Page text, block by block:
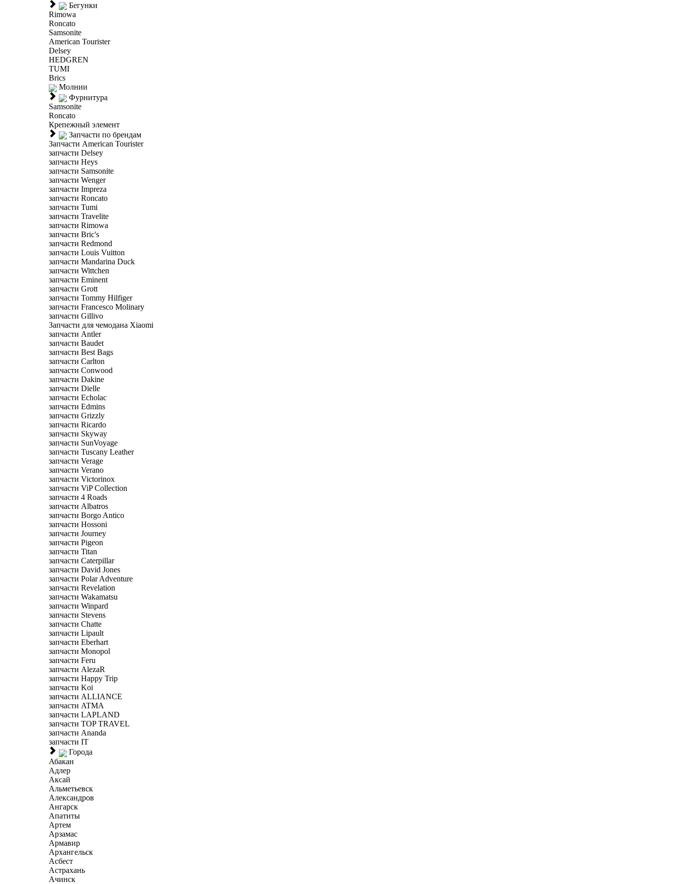
Бегунки
Rimowa
Roncato
Samsonite
American Tourister
Delsey
HEDGREN
TUMI
Brics
Молнии
Фурнитура
Samsonite
Roncato
Крепежный элемент
Запчасти по брендам
Запчасти American Tourister
запчасти Delsey
запчасти Heys
запчасти Samsonite
запчасти Wenger
запчасти Impreza
запчасти Roncato
запчасти Tumi
запчасти Travelite
запчасти Rimowa
запчасти Bric's
запчасти Redmond
запчасти Louis Vuitton
запчасти Mandarina Duck
запчасти Wittchen
запчасти Eminent
запчасти Grott
запчасти Tommy Hilfiger
запчасти Francesco Molinary
запчасти Gillivo
Запчасти для чемодана Xiaomi
запчасти Antler
запчасти Baudet
запчасти Best Bags
запчасти Carlton
запчасти Conwood
запчасти Dakine
запчасти Dielle
запчасти Echolac
запчасти Edmins
запчасти Grizzly
запчасти Ricardo
запчасти Skyway
запчасти SunVoyage
запчасти Tuscany Leather
запчасти Verage
запчасти Verano
запчасти Victorinox
запчасти ViP Collection
запчасти 4 Roads
запчасти Albatros
запчасти Borgo Antico
запчасти Hossoni
запчасти Journey
запчасти Pigeon
запчасти Titan
запчасти Caterpillar
запчасти David Jones
запчасти Polar Adventure
запчасти Revelation
запчасти Wakamatsu
запчасти Winpard
запчасти Stevens
запчасти Chatte
запчасти Lipault
запчасти Eberhart
запчасти Monopol
запчасти Feru
запчасти AlezaR
запчасти Happy Trip
запчасти Koi
запчасти ALLIANCE
запчасти ATMA
запчасти LAPLAND
запчасти TOP TRAVEL
запчасти Ananda
запчасти IT
Города
Абакан
Адлер
Аксай
Альметьевск
Александров
Ангарск
Апатиты
Артем
Арзамас
Армавир
Архангельск
Асбест
Астрахань
Ачинск